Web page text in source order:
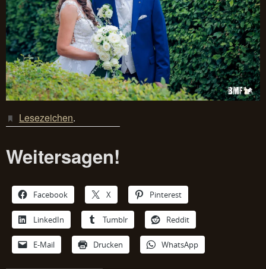
Lesezeichen.
Weitersagen!
Facebook X Pinterest
LinkedIn Tumblr Reddit
E-Mail Drucken WhatsApp